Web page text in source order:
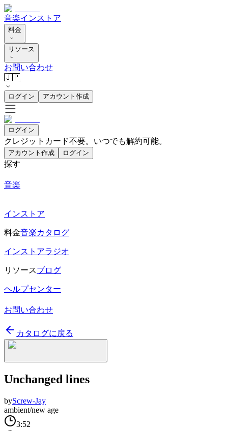
音楽インストア
料金
リソース
お問い合わせ
🇯🇵
ログイン アカウント作成
ログイン
クレジットカード不要。いつでも解約可能。
アカウント作成 ログイン
探す
音楽
インストア
料金音楽カタログ
インストアラジオ
リソースブログ
ヘルプセンター
お問い合わせ
カタログに戻る
Unchanged lines
byScrew-Jay
ambient/new age
3:52